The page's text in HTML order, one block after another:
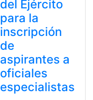
del Ejército
para la
inscripción
de
aspirantes a
oficiales
especialistas